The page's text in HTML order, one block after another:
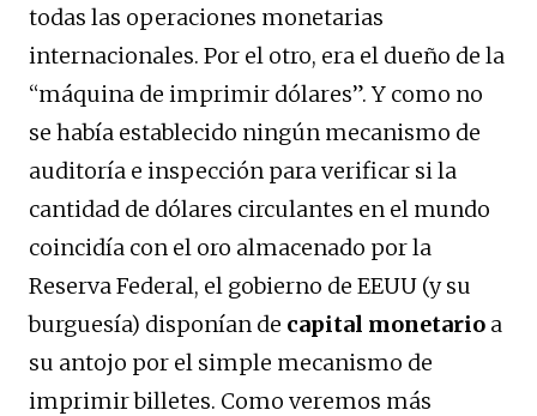
todas las operaciones monetarias
internacionales. Por el otro, era el dueño de la
“máquina de imprimir dólares”. Y como no
se había establecido ningún mecanismo de
auditoría e inspección para verificar si la
cantidad de dólares circulantes en el mundo
coincidía con el oro almacenado por la
Reserva Federal, el gobierno de EEUU (y su
burguesía) disponían de capital monetario a
su antojo por el simple mecanismo de
imprimir billetes. Como veremos más